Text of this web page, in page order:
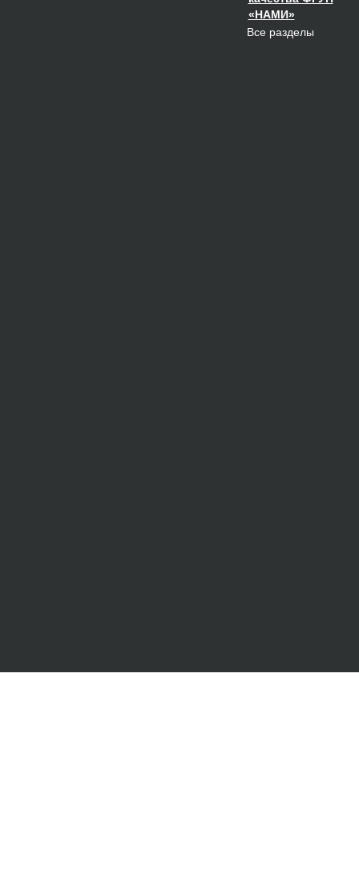
«НАМИ»
Все разделы